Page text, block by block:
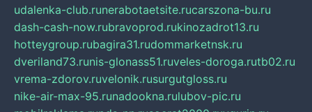
udalenka-club.runerabotaetsite.rucarszona-bu.ru
dash-cash-now.rubravoprod.rukinozadrot13.ru
hotteygroup.rubagira31.rudommarketnsk.ru
dveriland73.runis-glonass51.ruveles-doroga.rutb02.ru
vrema-zdorov.ruvelonik.rusurgutgloss.ru
nike-air-max-95.runadookna.rulubov-pic.ru